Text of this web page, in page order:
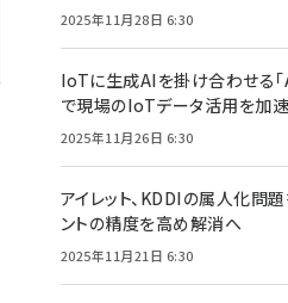
2025年11月28日 6:30
IoTに生成AIを掛け合わせる
で現場のIoTデータ活用を加速
2025年11月26日 6:30
アイレット、KDDIの属人化問
ントの精度を高め解消へ
2025年11月21日 6:30